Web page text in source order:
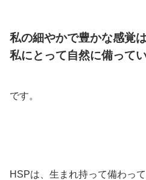
私の細やかで豊かな感覚は
私にとって自然に備って
です。
HSPは、生まれ持って備わっ